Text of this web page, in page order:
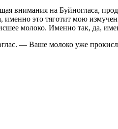
внимания на Буйногласа,
это тяготит мою
молоко. Именно так, да,
— Ваше молоко уже